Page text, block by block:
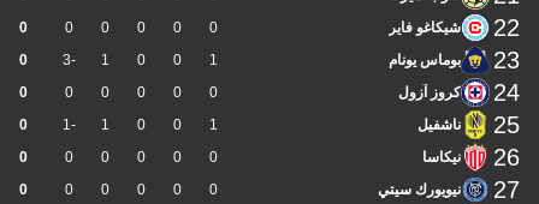
22 شيكاغو فاير 0
0
0
0
0
0
23 بوماس يونام 1
0
0
1
-3
0
24 كروز آزول 0
0
0
0
0
0
25 ناشفيل 1
0
0
1
-1
0
26 نيكاسا 0
0
0
0
0
0
27 نيويورك سيتي 0
0
0
0
0
0